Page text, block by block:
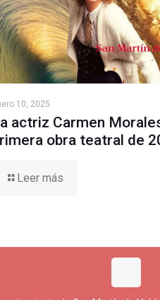
10, 2025
actriz Carmen
obra teatral de
Leer más